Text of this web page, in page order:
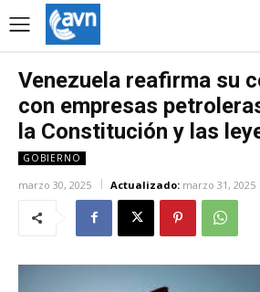
Venezuela reafirma su
con empresas
la Constitución y las
GOBIERNO
marzo 30, 2025 Actualizado: marzo 31, 2025